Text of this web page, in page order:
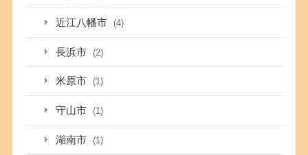
近江八幡市 (4)
長浜市 (2)
米原市 (1)
守山市 (1)
湖南市 (1)